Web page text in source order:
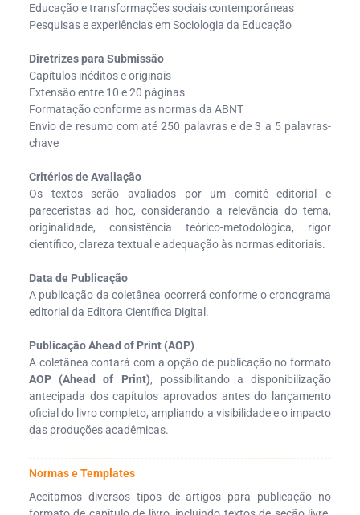
Educação e transformações sociais contemporâneas
Pesquisas e experiências em Sociologia da Educação
Diretrizes para Submissão
Capítulos inéditos e originais
Extensão entre 10 e 20 páginas
Formatação conforme as normas da ABNT
Envio de resumo com até 250 palavras e de 3 a 5 palavras-
chave
Critérios de Avaliação
Os textos serão avaliados por um comitê editorial e
pareceristas ad hoc, considerando a relevância do tema,
originalidade, consistência teórico-metodológica, rigor
científico, clareza textual e adequação às normas editoriais.
Data de Publicação
A publicação da coletânea ocorrerá conforme o cronograma
editorial da Editora Científica Digital.
Publicação Ahead of Print (AOP)
A coletânea contará com a opção de publicação no formato
AOP (Ahead of Print), possibilitando a disponibilização
antecipada dos capítulos aprovados antes do lançamento
oficial do livro completo, ampliando a visibilidade e o impacto
das produções acadêmicas.
Normas e Templates
Aceitamos diversos tipos de artigos para publicação no